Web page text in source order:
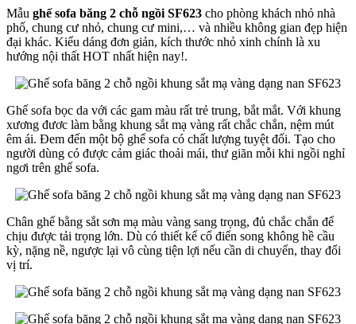
Mẫu ghế sofa băng 2 chỗ ngồi SF623 cho phòng khách nhỏ nhà
phố, chung cư nhỏ, chung cư mini,… và nhiều không gian đẹp hiện
đại khác. Kiểu dáng đơn giản, kích thước nhỏ xinh chính là xu
hướng nội thất HOT nhất hiện nay!.
Ghế sofa bọc da với các gam màu rất trẻ trung, bắt mắt. Với khung
xương đươc làm bằng khung sắt mạ vàng rất chắc chắn, nệm mút
êm ái. Đem đến một bộ ghế sofa có chất lượng tuyệt đối. Tạo cho
người dùng có được cảm giác thoải mái, thư giãn mỗi khi ngồi nghỉ
ngơi trên ghế sofa.
Chân ghế bằng sắt sơn mạ màu vàng sang trọng, đủ chắc chắn để
chịu được tải trọng lớn. Dù có thiết kế cổ điển song không hề cầu
kỳ, nặng nề, ngược lại vô cùng tiện lợi nếu cần di chuyển, thay đổi
vị trí.